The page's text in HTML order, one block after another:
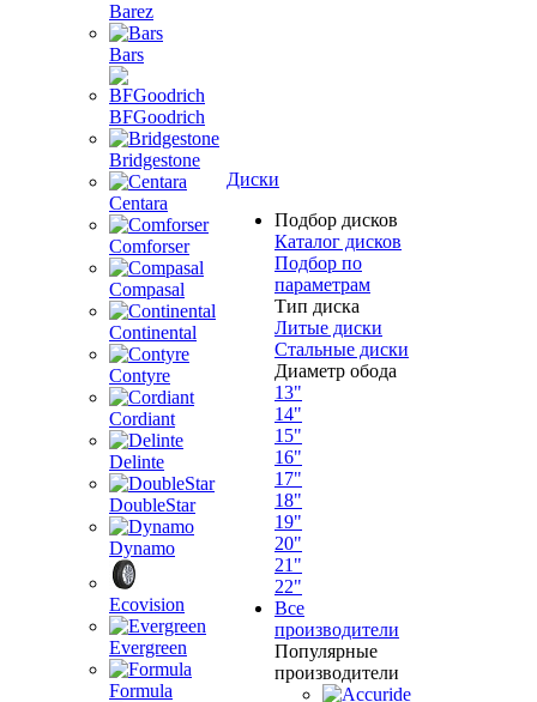
Barez
Bars
BFGoodrich
Bridgestone
Centara
Comforser
Compasal
Continental
Contyre
Cordiant
Delinte
DoubleStar
Dynamo
Ecovision
Evergreen
Formula
Диски
Подбор дисков
Каталог дисков
Подбор по
параметрам
Тип диска
Литые диски
Стальные диски
Диаметр обода
13"
14"
15"
16"
17"
18"
19"
20"
21"
22"
Все
производители
Популярные
производители